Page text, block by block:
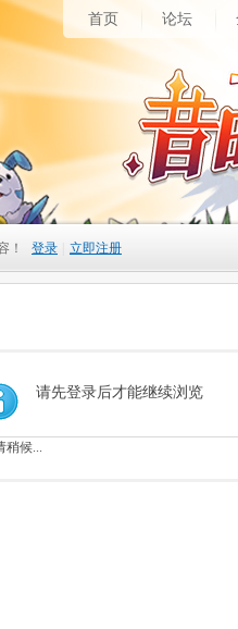
首页 论坛
！ 登录 立即注册
请先登录后才能继续浏览
稍候...